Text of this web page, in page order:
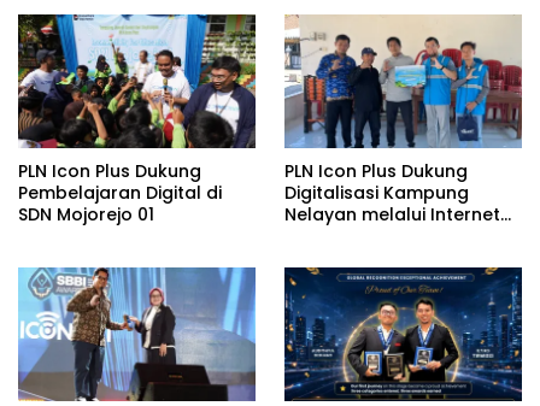
PLN Icon Plus Dukung
Pembelajaran Digital di
SDN Mojorejo 01
PLN Icon Plus Dukung
Digitalisasi Kampung
Nelayan melalui Internet